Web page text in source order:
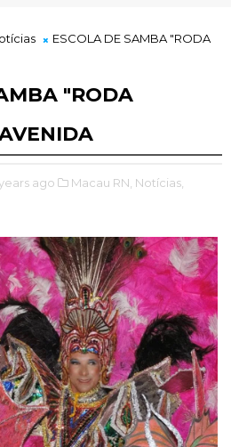
ESCOLA DE SAMBA "RODA
"RODA
ago Macau RN, Notícias,